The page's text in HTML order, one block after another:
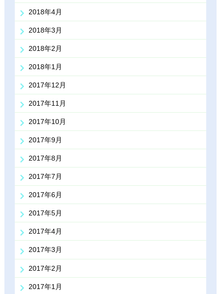
2018年4月
2018年3月
2018年2月
2018年1月
2017年12月
2017年11月
2017年10月
2017年9月
2017年8月
2017年7月
2017年6月
2017年5月
2017年4月
2017年3月
2017年2月
2017年1月